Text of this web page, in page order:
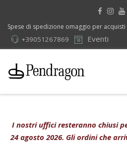
Spese di spedizione omaggio per
Eventi
+39051267869
I nostri uffici resteranno chiusi
24 agosto 2026. Gli ordini che